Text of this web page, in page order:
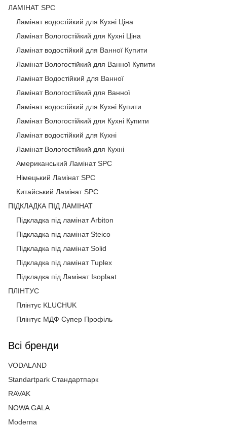
ЛАМІНАТ SPC
Ламінат водостійкий для Кухні Ціна
Ламінат Вологостійкий для Кухні Ціна
Ламінат водостійкий для Ванної Купити
Ламінат Вологостійкий для Ванної Купити
Ламінат Водостійкий для Ванної
Ламінат Вологостійкий для Ванної
Ламінат водостійкий для Кухні Купити
Ламінат Вологостійкий для Кухні Купити
Ламінат водостійкий для Кухні
Ламінат Вологостійкий для Кухні
Американський Ламінат SPC
Німецький Ламінат SPC
Китайський Ламінат SPC
ПІДКЛАДКА ПІД ЛАМІНАТ
Підкладка під ламінат Arbiton
Підкладка під ламінат Steico
Підкладка під ламінат Solid
Підкладка під ламінат Tuplex
Підкладка під Ламінат Isoplaat
ПЛІНТУС
Плінтус KLUCHUK
Плінтус МДФ Супер Профіль
Всі бренди
VODALAND
Standartpark Стандартпарк
RAVAK
NOWA GALA
Moderna